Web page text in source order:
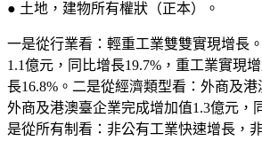
● 土地，建物所有權狀（正本）。
一是從行業看：輕重工業雙雙實現增長
1.1億元，同比增長19.7%，重工業實現
長16.8%。二是從經濟類型看：外商及港
外商及港澳臺企業完成增加值1.3億元，
是從所有制看：非公有工業快速增長，